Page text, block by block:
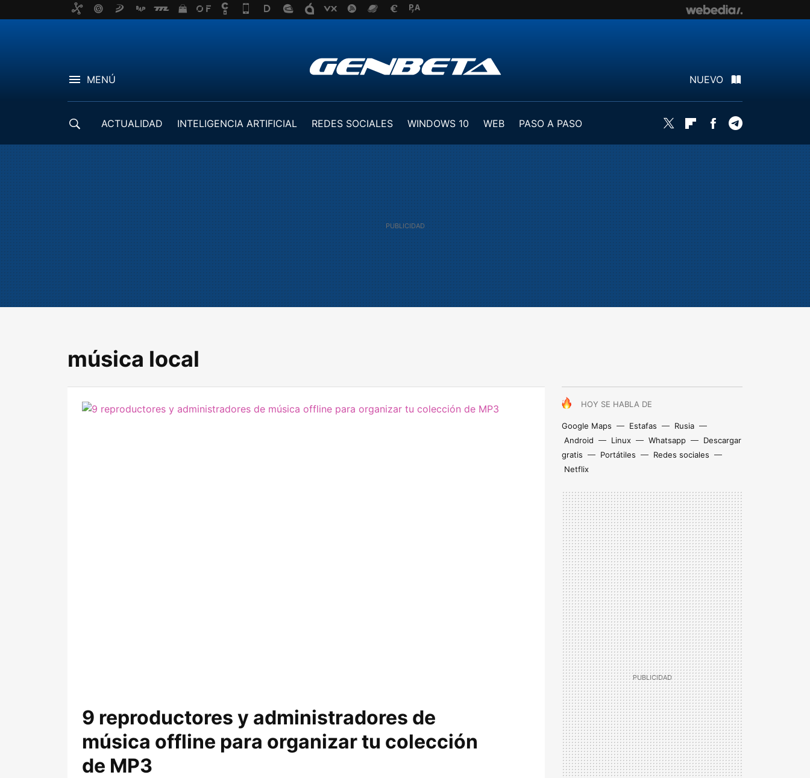
MENÚ NUEVO
ACTUALIDAD INTELIGENCIA ARTIFICIAL REDES SOCIALES WINDOWS 10 WEB
PASO A PASO
Twitter FlipboardFacebook
música local
HOY SE HABLA DE
Google Maps Estafas
Rusia
Android
Linux Whatsapp
Descargar
gratis
Portátiles
Redes sociales
Netflix
9 reproductores y administradores de
música offline para organizar tu colección
de MP3